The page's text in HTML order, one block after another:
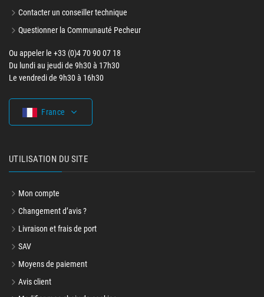
Contacter un conseiller technique
Questionner la Communauté Pecheur
Ou appeler le +33 (0)4 70 90 07 18
Du lundi au jeudi de 9h30 à 17h30
Le vendredi de 9h30 à 16h30
France
UTILISATION DU SITE
Mon compte
Changement d’avis ?
Livraison et frais de port
SAV
Moyens de paiement
Avis client